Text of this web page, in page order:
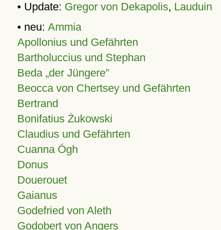
• Update: Gregor von Dekapolis, Lauduin
• neu: Ammia
Apollonius und Gefährten
Bartholuccius und Stephan
Beda „der Jüngere”
Beocca von Chertsey und Gefährten
Bertrand
Bonifatius Żukowski
Claudius und Gefährten
Cuanna Ógh
Donus
Douerouet
Gaianus
Godefried von Aleth
Godobert von Angers